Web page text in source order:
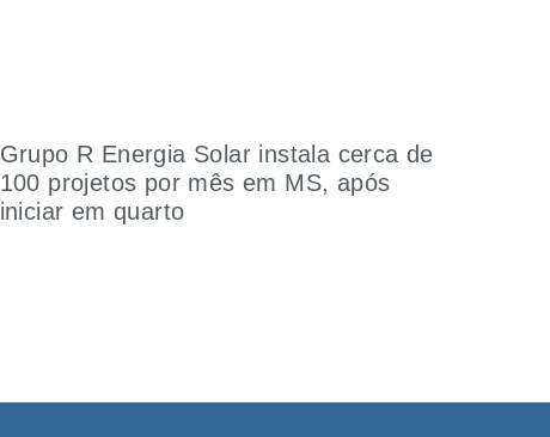
Grupo R Energia Solar instala cerca de
100 projetos por mês em MS, após
iniciar em quarto